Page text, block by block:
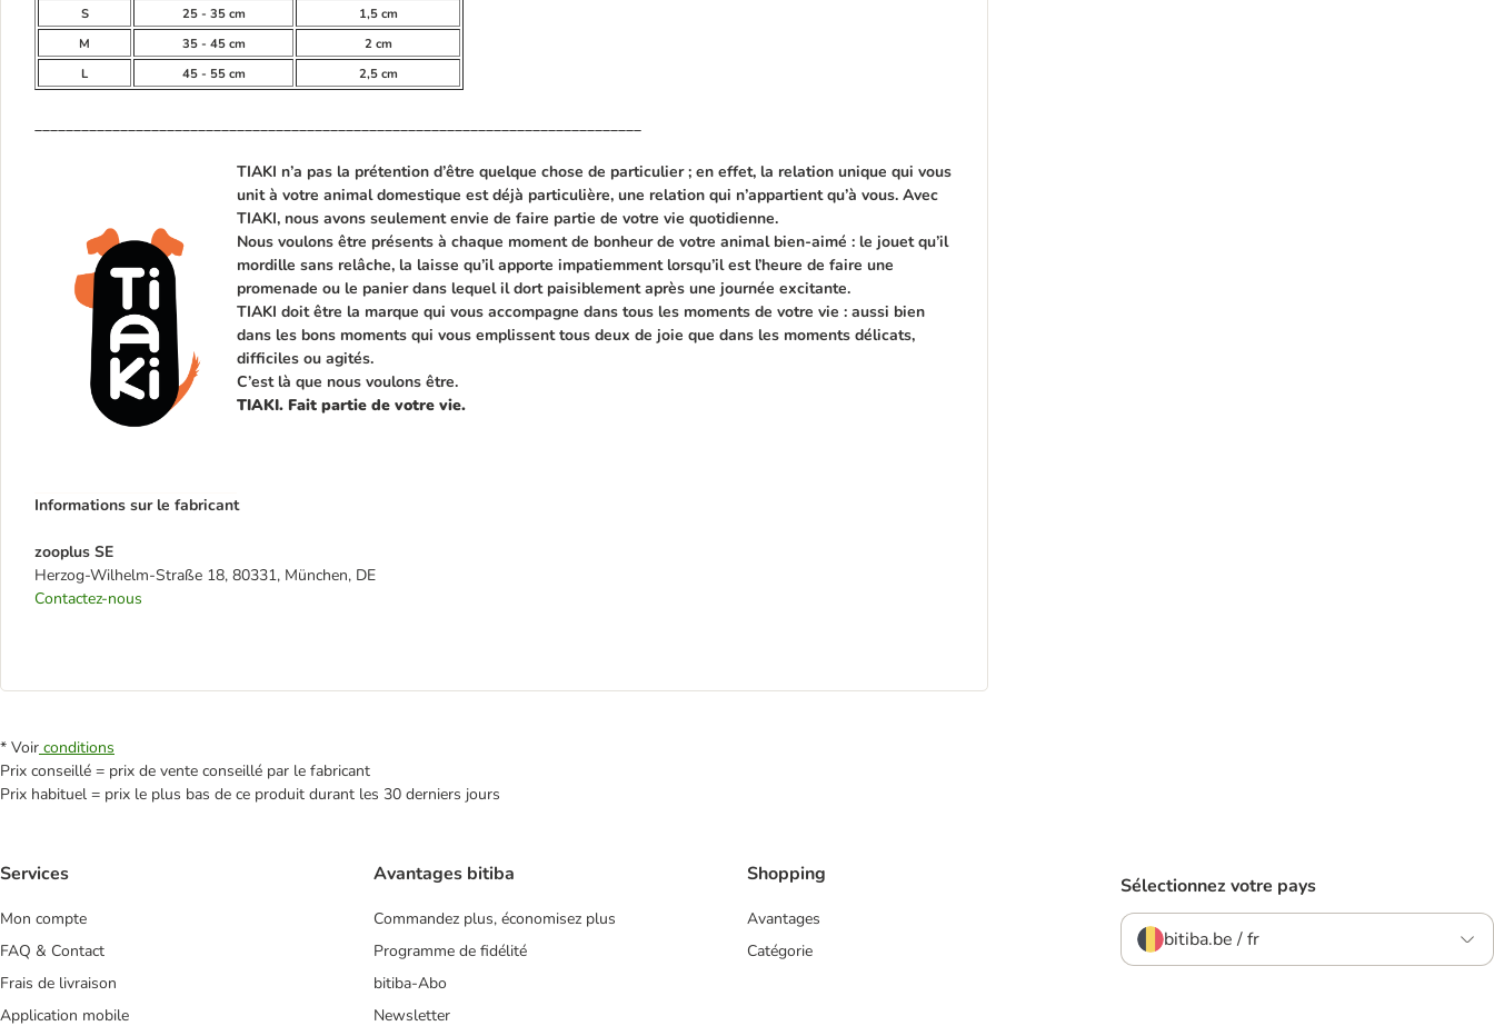
S
25 - 35 cm
1,5 cm
M
35 - 45 cm
2 cm
L
45 - 55 cm 2,5 cm
______________________________________________________________________________
TIAKI n’a pas la prétention d’être quelque chose de particulier ; en effet, la relation unique qui vous
unit à votre animal domestique est déjà particulière, une relation qui n’appartient qu’à vous. Avec
TIAKI, nous avons seulement envie de faire partie de votre vie quotidienne.
Nous voulons être présents à chaque moment de bonheur de votre animal bien-aimé : le jouet qu’il
mordille sans relâche, la laisse qu’il apporte impatiemment lorsqu’il est l’heure de faire une
promenade ou le panier dans lequel il dort paisiblement après une journée excitante.
TIAKI doit être la marque qui vous accompagne dans tous les moments de votre vie : aussi bien
dans les bons moments qui vous emplissent tous deux de joie que dans les moments délicats,
difficiles ou agités.
C’est là que nous voulons être.
TIAKI. Fait partie de votre vie.
Informations sur le fabricant
zooplus SE
Herzog-Wilhelm-Straße 18, 80331, München, DE
Contactez-nous
* Voir conditions
Prix conseillé = prix de vente conseillé par le fabricant
Prix habituel = prix le plus bas de ce produit durant les 30 derniers jours
Services
Mon compte
FAQ & Contact
Frais de livraison
Application mobile
Avantages bitiba
Commandez plus, économisez plus
Programme de fidélité
bitiba-Abo
Newsletter
Shopping
Avantages
Catégorie
Sélectionnez votre pays
bitiba.be / fr